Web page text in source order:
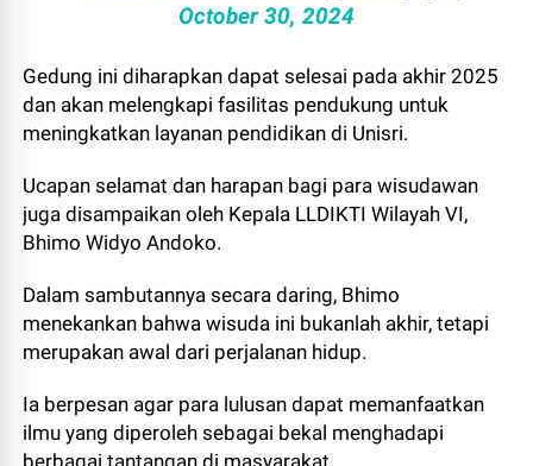
October 30, 2024
Gedung ini diharapkan dapat selesai pada akhir 2025
dan akan melengkapi fasilitas pendukung untuk
meningkatkan layanan pendidikan di Unisri.
Ucapan selamat dan harapan bagi para wisudawan
juga disampaikan oleh Kepala LLDIKTI Wilayah VI,
Bhimo Widyo Andoko.
Dalam sambutannya secara daring, Bhimo
menekankan bahwa wisuda ini bukanlah akhir, tetapi
merupakan awal dari perjalanan hidup.
Ia berpesan agar para lulusan dapat memanfaatkan
ilmu yang diperoleh sebagai bekal menghadapi
berbagai tantangan di masyarakat.